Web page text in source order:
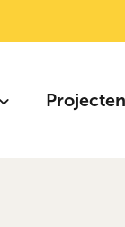
Projecten